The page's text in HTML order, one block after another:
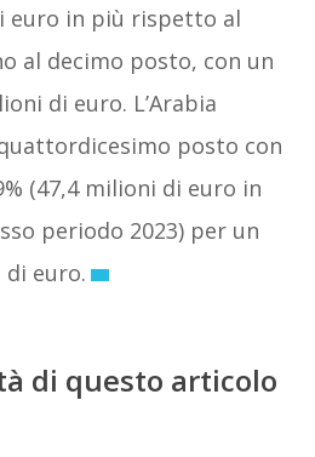
euro in più rispetto al
al decimo posto, con un
di euro. L’Arabia
posto con
(47,4 milioni di euro in
periodo 2023) per un
euro.
di questo articolo